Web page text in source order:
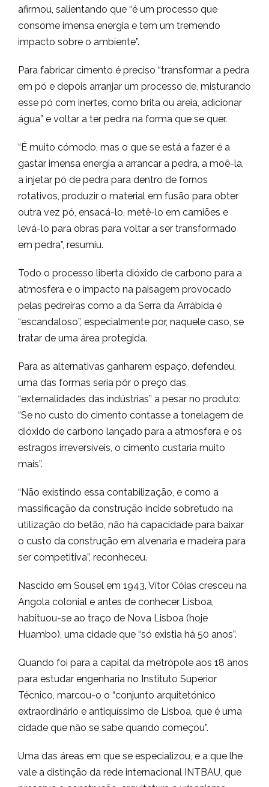
afirmou, salientando que “é um processo que
consome imensa energia e tem um tremendo
impacto sobre o ambiente”.
Para fabricar cimento é preciso “transformar a pedra
em pó e depois arranjar um processo de, misturando
esse pó com inertes, como brita ou areia, adicionar
água” e voltar a ter pedra na forma que se quer.
“É muito cómodo, mas o que se está a fazer é a
gastar imensa energia a arrancar a pedra, a moê-la,
a injetar pó de pedra para dentro de fornos
rotativos, produzir o material em fusão para obter
outra vez pó, ensacá-lo, metê-lo em camiões e
levá-lo para obras para voltar a ser transformado
em pedra”, resumiu.
Todo o processo liberta dióxido de carbono para a
atmosfera e o impacto na paisagem provocado
pelas pedreiras como a da Serra da Arrábida é
“escandaloso”, especialmente por, naquele caso, se
tratar de uma área protegida.
Para as alternativas ganharem espaço, defendeu,
uma das formas seria pôr o preço das
“externalidades das indústrias” a pesar no produto:
“Se no custo do cimento contasse a tonelagem de
dióxido de carbono lançado para a atmosfera e os
estragos irreversíveis, o cimento custaria muito
mais”.
“Não existindo essa contabilização, e como a
massificação da construção incide sobretudo na
utilização do betão, não há capacidade para baixar
o custo da construção em alvenaria e madeira para
ser competitiva”, reconheceu.
Nascido em Sousel em 1943, Vítor Cóias cresceu na
Angola colonial e antes de conhecer Lisboa,
habituou-se ao traço de Nova Lisboa (hoje
Huambo), uma cidade que “só existia há 50 anos”.
Quando foi para a capital da metrópole aos 18 anos
para estudar engenharia no Instituto Superior
Técnico, marcou-o o “conjunto arquitetónico
extraordinário e antiquíssimo de Lisboa, que é uma
cidade que não se sabe quando começou”.
Uma das áreas em que se especializou, e a que lhe
vale a distinção da rede internacional INTBAU, que